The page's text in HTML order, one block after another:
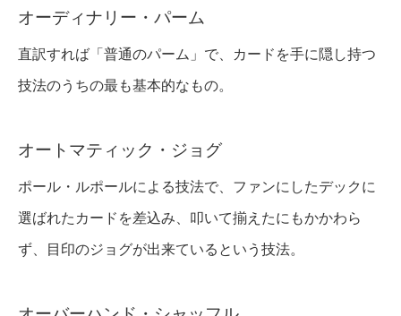
オーディナリー・パーム
直訳すれば「普通のパーム」で、カードを手に隠し持つ
技法のうちの最も基本的なもの。
オートマティック・ジョグ
ポール・ルポールによる技法で、ファンにしたデックに
選ばれたカードを差込み、叩いて揃えたにもかかわら
ず、目印のジョグが出来ているという技法。